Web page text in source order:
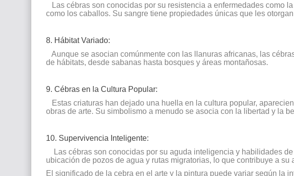
Las cébras son conocidas por su resistencia a enfermedades como
como los caballos. Su sangre tiene propiedades únicas que les
8. Hábitat Variado:
Aunque se asocian comúnmente con las llanuras africanas, las
de hábitats, desde sabanas hasta bosques y áreas montañosas.
9. Cébras en la Cultura Popular:
Estas criaturas han dejado una huella en la cultura popular,
obras de arte. Su simbolismo a menudo se asocia con la libertad y la
10. Supervivencia Inteligente:
Las cébras son conocidas por su aguda inteligencia y habilidades
ubicación de pozos de agua y rutas migratorias, lo que contribuye a
El significado de la cebra en el arte y la pintura puede variar según la